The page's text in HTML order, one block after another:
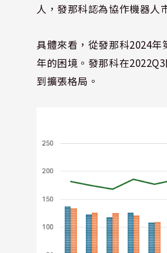
人，發那科認為協作機器人
具體來看，從發那科2024
年的困境。發那科在
到擴張格局。